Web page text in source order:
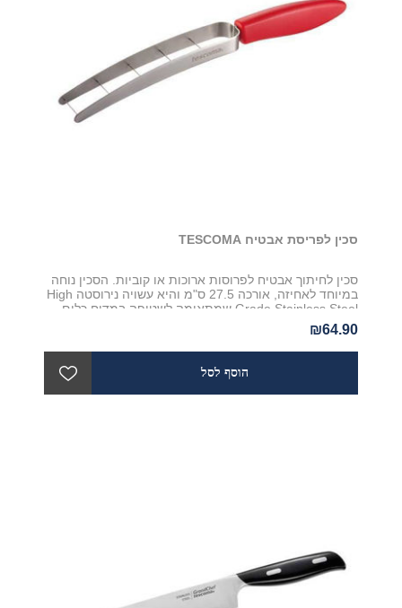
סכין לפריסת אבטיח TESCOMA
סכין לחיתוך אבטיח לפרוסות ארוכות או קוביות. הסכין נוחה
במיוחד לאחיזה, אורכה 27.5 ס"מ והיא עשויה נירוסטה High
Grade Stainless Steel שמתאימה לשטיפה במדיח כלים.
₪64.90